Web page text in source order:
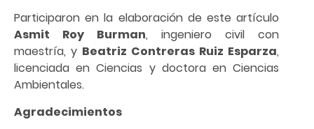
Participaron en la elaboración de este artículo
Asmit Roy Burman, ingeniero civil con
maestría, y Beatriz Contreras Ruiz Esparza,
licenciada en Ciencias y doctora en Ciencias
Ambientales.
Agradecimientos